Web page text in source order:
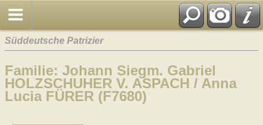
Süddeutsche Patrizier
Familie: Johann Siegm. Gabriel
HOLZSCHUHER V. ASPACH / Anna
Lucia FÜRER (F7680)